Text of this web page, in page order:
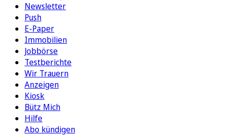
Newsletter
Push
E-Paper
Immobilien
Jobbörse
Testberichte
Wir Trauern
Anzeigen
Kiosk
Bütz Mich
Hilfe
Abo kündigen